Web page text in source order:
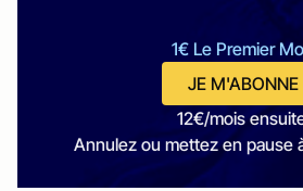
1€ Le Premier
JE M'ABONNE
12€/mois
Annulez ou mettez en pause